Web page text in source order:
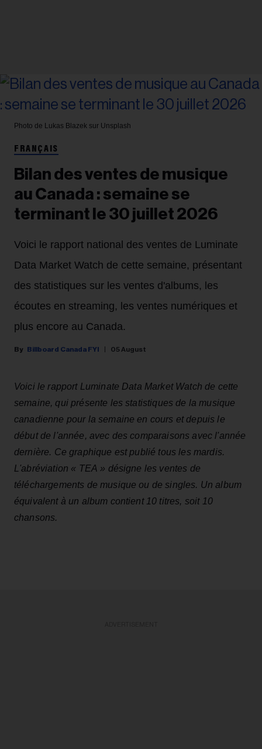
Photo de Lukas Blazek sur Unsplash
FRANÇAIS
Bilan des ventes de musique
au Canada : semaine se
terminant le 30 juillet 2026
Voici le rapport national des ventes de Luminate
Data Market Watch de cette semaine, présentant
des statistiques sur les ventes d'albums, les
écoutes en streaming, les ventes numériques et
plus encore au Canada.
Billboard Canada FYI 05 August
Voici le rapport Luminate Data Market Watch de cette
semaine, qui présente les statistiques de la musique
canadienne pour la semaine en cours et depuis le
début de l'année, avec des comparaisons avec l'année
dernière. Ce graphique est publié tous les mardis.
L'abréviation « TEA » désigne les ventes de
téléchargements de musique ou de singles. Un album
équivalent à un album contient 10 titres, soit 10
chansons.